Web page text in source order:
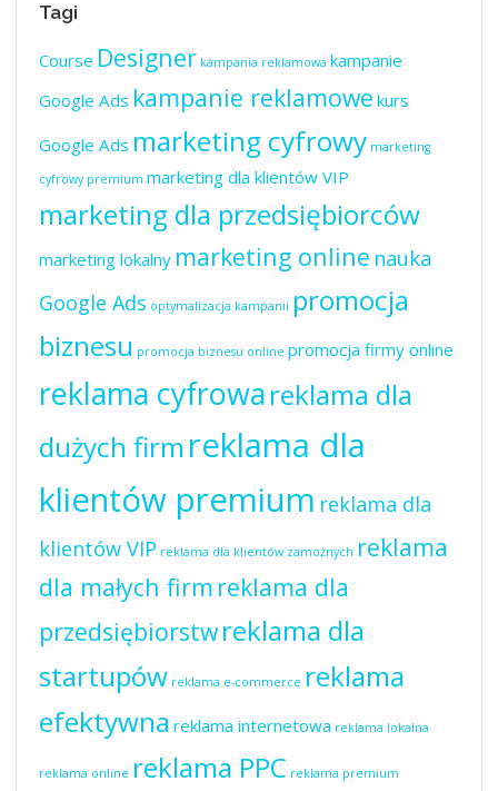
Tagi
Course Designer kampania reklamowa kampanie
Google Ads kampanie reklamowe kurs
Google Ads marketing cyfrowy marketing
cyfrowy premium marketing dla klientów VIP
marketing dla przedsiębiorców
marketing lokalny marketing online nauka
Google Ads optymalizacja kampanii promocja
biznesu promocja biznesu online promocja firmy online
reklama cyfrowareklama dla
dużych firm reklama dla
klientów premium reklama dla
klientów VIP reklama dla klientów zamożnych reklama
dla małych firm reklama dla
przedsiębiorstwreklama dla
startupów reklama e-commerce reklama
efektywna reklama internetowa reklama lokalna
reklama online reklama PPC reklama premium